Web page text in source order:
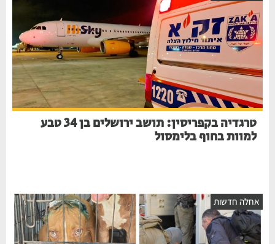
טרגדיה בקפריסין: תושב ירושלים בן 34 טבע
למוות בחוף בלימסול
חדשות